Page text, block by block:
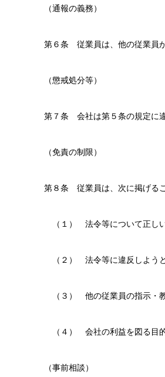
（通報の義務）
第６条 従業員は、他の従業員
（懲戒処分等）
第７条 会社は第５条の規定に
（免責の制限）
第８条 従業員は、次に掲げる
（１） 法令等について正し
（２） 法令等に違反しよう
（３） 他の従業員の指示・
（４） 会社の利益を図る目
（事前相談）